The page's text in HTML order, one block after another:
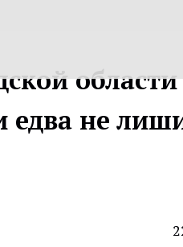
области
едва не